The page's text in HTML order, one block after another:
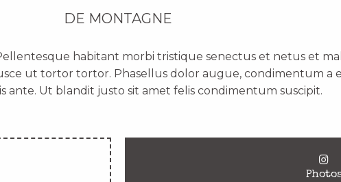
DE MONTAGNE
habitant morbi tristique senectus et netus et
ut tortor tortor. Phasellus dolor augue, condimentum a
ante. Ut blandit justo sit amet felis condimentum suscipit.